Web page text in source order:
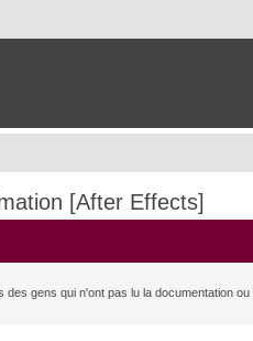
[After Effects]
gens qui n'ont pas lu la documentation